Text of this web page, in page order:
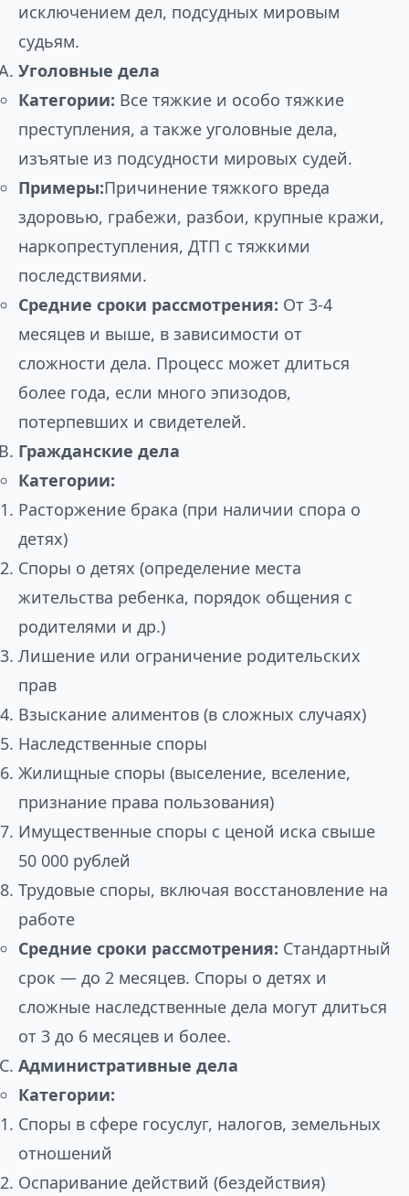
исключением дел, подсудных мировым
судьям.
Уголовные дела
Категории: Все тяжкие и особо тяжкие
преступления, а также уголовные дела,
изъятые из подсудности мировых судей.
Примеры:Причинение тяжкого вреда
здоровью, грабежи, разбои, крупные кражи,
наркопреступления, ДТП с тяжкими
последствиями.
Средние сроки рассмотрения: От 3-4
месяцев и выше, в зависимости от
сложности дела. Процесс может длиться
более года, если много эпизодов,
потерпевших и свидетелей.
Гражданские дела
Категории:
Расторжение брака (при наличии спора о
детях)
Споры о детях (определение места
жительства ребенка, порядок общения с
родителями и др.)
Лишение или ограничение родительских
прав
Взыскание алиментов (в сложных случаях)
Наследственные споры
Жилищные споры (выселение, вселение,
признание права пользования)
Имущественные споры с ценой иска свыше
50 000 рублей
Трудовые споры, включая восстановление на
работе
Средние сроки рассмотрения: Стандартный
срок — до 2 месяцев. Споры о детях и
сложные наследственные дела могут длиться
от 3 до 6 месяцев и более.
Административные дела
Категории:
Споры в сфере госуслуг, налогов, земельных
отношений
Оспаривание действий (бездействия)